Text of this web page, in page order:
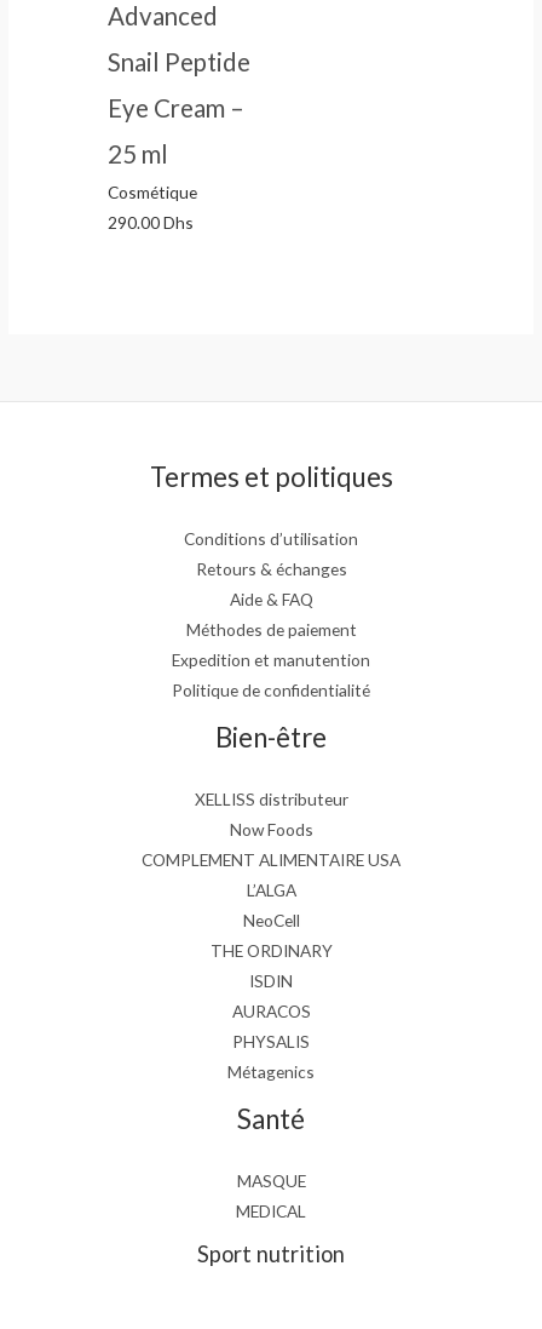
Advanced
Snail Peptide
Eye Cream –
25 ml
Cosmétique
290.00Dhs
Termes et politiques
Conditions d’utilisation
Retours & échanges
Aide & FAQ
Méthodes de paiement
Expedition et manutention
Politique de confidentialité
Bien-être
XELLISS distributeur
Now Foods
COMPLEMENT ALIMENTAIRE USA
L’ALGA
NeoCell
THE ORDINARY
ISDIN
AURACOS
PHYSALIS
Métagenics
Santé
MASQUE
MEDICAL
Sport nutrition